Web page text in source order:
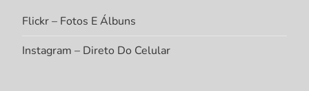
Flickr – Fotos E Álbuns
Instagram – Direto Do Celular